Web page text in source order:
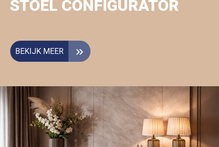
STOEL CONFIGURATOR
BEKIJK MEER